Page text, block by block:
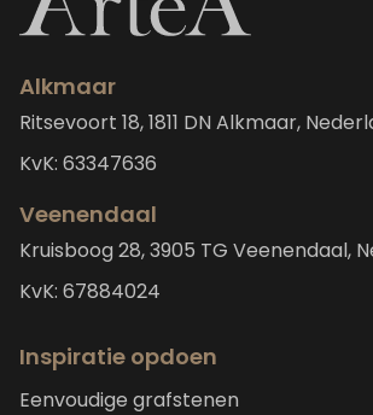
Alkmaar
Ritsevoort 18, 1811 DN Alkmaar,
KvK: 63347636
Veenendaal
Kruisboog 28, 3905 TG Veenendaal,
KvK: 67884024
Inspiratie opdoen
Eenvoudige grafstenen